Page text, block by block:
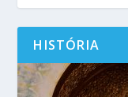
HISTÓRIA